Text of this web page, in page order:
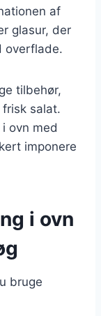
af
glasur, der
overflade.
tilbehør,
salat.
ovn med
imponere
i ovn
bruge